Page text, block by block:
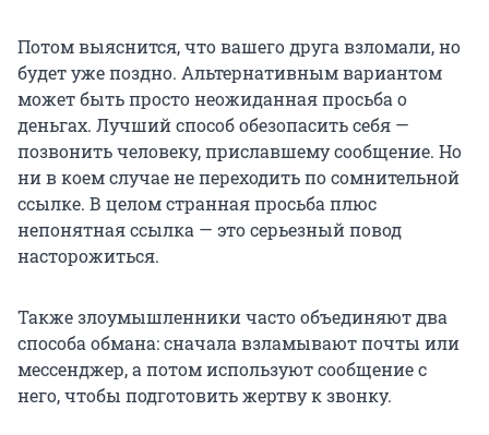
Потом выяснится, что вашего друга взломали, но
будет уже поздно. Альтернативным вариантом
может быть просто неожиданная просьба о
деньгах. Лучший способ обезопасить себя —
позвонить человеку, приславшему сообщение. Но
ни в коем случае не переходить по сомнительной
ссылке. В целом странная просьба плюс
непонятная ссылка — это серьезный повод
насторожиться.
Также злоумышленники часто объединяют два
способа обмана: сначала взламывают почты или
мессенджер, а потом используют сообщение с
него, чтобы подготовить жертву к звонку.